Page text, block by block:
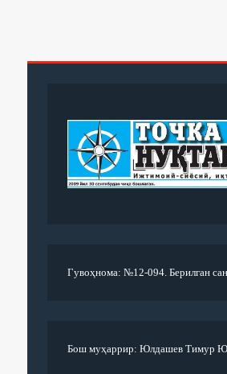
Гувоҳнома: №12-094. Берилган
Бош муҳаррир: Юлдашев Тимур